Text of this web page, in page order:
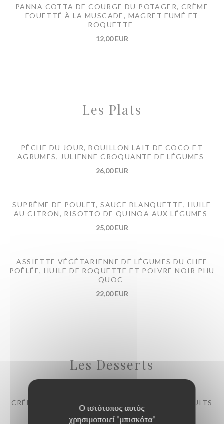
Ο ιστότοπος αυτός
χρησιμοποιεί "μπισκότα"
PANNA COTTA DE COURGE DU POTAGER, CRÈME
FOUETTÉ À LA MUSCADE, MAGRET FUMÉ ET
ROQUETTE
12,00 EUR
Les Plats
PÊCHE DU JOUR, BOUILLON LAIT DE COCO ET
AGRUMES, JULIENNE CROQUANTE DE LÉGUMES
26,00 EUR
SUPRÊME DE POULET, SAUCE BLANQUETTE, HUILE
AU CITRON, RISOTTO DE QUINOA AUX LÉGUMES
25,00 EUR
ASSIETTE VÉGÉTARIENNE DE LÉGUMES DU CHEF
POÊLÉE, HUILE DE ROQUETTE ET POIVRE NOIR PHU
QUOC
22,00 EUR
Les Desserts
CRÉMET D’ANJOU AUX FRAISES, COULIS DE FRUITS
ROUGES